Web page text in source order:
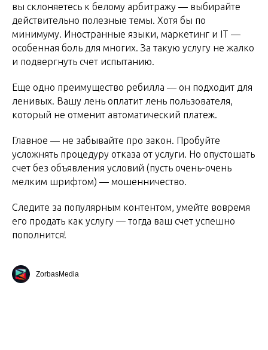
вы склоняетесь к белому арбитражу — выбирайте
действительно полезные темы. Хотя бы по
минимуму. Иностранные языки, маркетинг и IT —
особенная боль для многих. За такую услугу не жалко
и подвергнуть счет испытанию.
Еще одно преимущество ребилла — он подходит для
ленивых. Вашу лень оплатит лень пользователя,
который не отменит автоматический платеж.
Главное — не забывайте про закон. Пробуйте
усложнять процедуру отказа от услуги. Но опустошать
счет без объявления условий (пусть очень-очень
мелким шрифтом) — мошенничество.
Следите за популярным контентом, умейте вовремя
его продать как услугу — тогда ваш счет успешно
пополнится!
ZorbasMedia